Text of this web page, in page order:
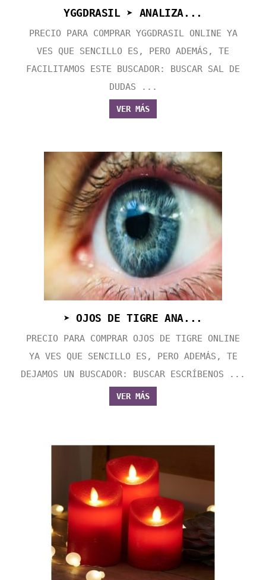
YGGDRASIL ➤ ANALIZA...
PRECIO PARA COMPRAR YGGDRASIL ONLINE YA
VES QUE SENCILLO ES, PERO ADEMÁS, TE
FACILITAMOS ESTE BUSCADOR: BUSCAR SAL DE
DUDAS ...
VER MÁS
➤ OJOS DE TIGRE ANA...
PRECIO PARA COMPRAR OJOS DE TIGRE ONLINE
YA VES QUE SENCILLO ES, PERO ADEMÁS, TE
DEJAMOS UN BUSCADOR: BUSCAR ESCRÍBENOS ...
VER MÁS